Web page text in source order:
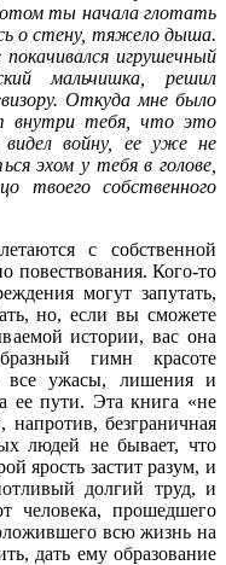
ты начала глотать
о стену, тяжело дыша.
игрушечный
мальчишка, решил
Откуда мне было
внутри тебя, что это
войну, ее уже не
эхом у тебя в голове,
твоего собственного
с собственной
повествования. Кого-то
могут запутать,
но, если вы сможете
истории, вас она
гимн красоте
все ужасы, лишения и
ее пути. Эта книга «не
безграничная
людей не бывает, что
ярость застит разум, и
долгий труд, и
человека, прошедшего
всю жизнь на
дать ему образование